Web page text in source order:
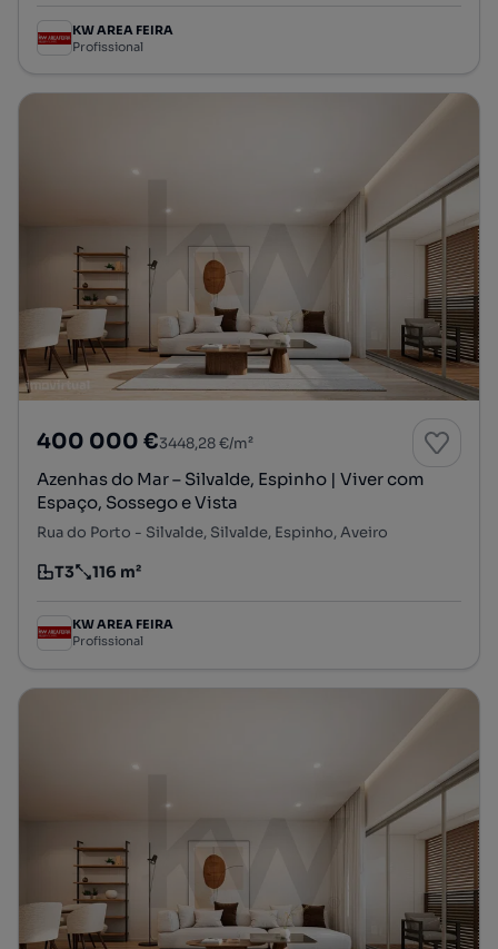
KW AREA FEIRA
Profissional
400 000 €3448,28 €/m²
Azenhas do Mar – Silvalde, Espinho | Viver com
Espaço, Sossego e Vista
Rua do Porto - Silvalde, Silvalde, Espinho, Aveiro
Tipologia
T3
Preço por metro quadrado
116 m²
KW AREA FEIRA
Profissional